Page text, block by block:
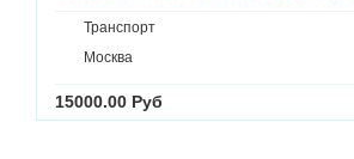
Транспорт
Москва
15000.00 Руб